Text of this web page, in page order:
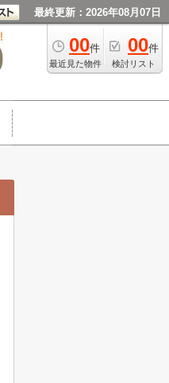
最終更新：2026年08月07日
00件
最近見た物件
00件
検討リスト